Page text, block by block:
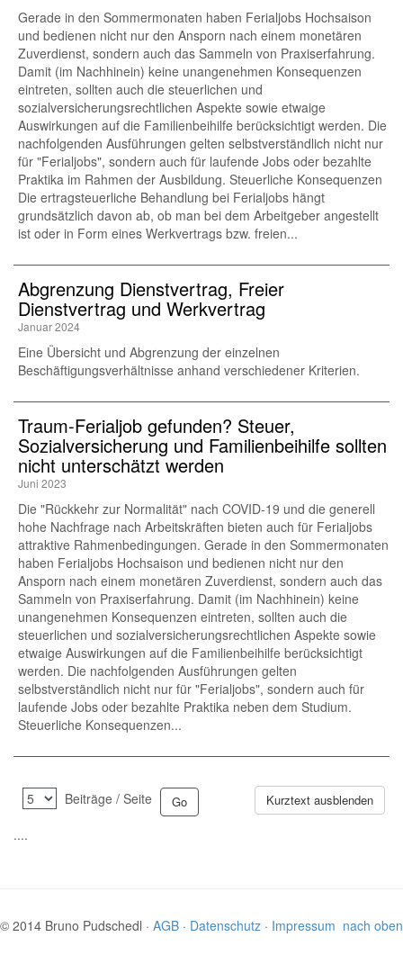
Gerade in den Sommermonaten haben Ferialjobs Hochsaison
und bedienen nicht nur den Ansporn nach einem monetären
Zuverdienst, sondern auch das Sammeln von Praxiserfahrung.
Damit (im Nachhinein) keine unangenehmen Konsequenzen
eintreten, sollten auch die steuerlichen und
sozialversicherungsrechtlichen Aspekte sowie etwaige
Auswirkungen auf die Familienbeihilfe berücksichtigt werden. Die
nachfolgenden Ausführungen gelten selbstverständlich nicht nur
für "Ferialjobs", sondern auch für laufende Jobs oder bezahlte
Praktika im Rahmen der Ausbildung. Steuerliche Konsequenzen
Die ertragsteuerliche Behandlung bei Ferialjobs hängt
grundsätzlich davon ab, ob man bei dem Arbeitgeber angestellt
ist oder in Form eines Werkvertrags bzw. freien...
Abgrenzung Dienstvertrag, Freier
Dienstvertrag und Werkvertrag
Januar 2024
Eine Übersicht und Abgrenzung der einzelnen
Beschäftigungsverhältnisse anhand verschiedener Kriterien.
Traum-Ferialjob gefunden? Steuer,
Sozialversicherung und Familienbeihilfe sollten
nicht unterschätzt werden
Juni 2023
Die "Rückkehr zur Normalität" nach COVID-19 und die generell
hohe Nachfrage nach Arbeitskräften bieten auch für Ferialjobs
attraktive Rahmenbedingungen. Gerade in den Sommermonaten
haben Ferialjobs Hochsaison und bedienen nicht nur den
Ansporn nach einem monetären Zuverdienst, sondern auch das
Sammeln von Praxiserfahrung. Damit (im Nachhinein) keine
unangenehmen Konsequenzen eintreten, sollten auch die
steuerlichen und sozialversicherungsrechtlichen Aspekte sowie
etwaige Auswirkungen auf die Familienbeihilfe berücksichtigt
werden. Die nachfolgenden Ausführungen gelten
selbstverständlich nicht nur für "Ferialjobs", sondern auch für
laufende Jobs oder bezahlte Praktika neben dem Studium.
Steuerliche Konsequenzen...
Beiträge / Seite Kurztext ausblenden
....
nach oben
© 2014 Bruno Pudschedl · AGB · Datenschutz · Impressum